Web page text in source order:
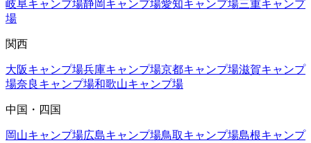
岐阜キャンプ場静岡 キャンプ場愛知キャンプ場三重キャンプ
場
関西
大阪キャンプ場兵庫キャンプ場京都キャンプ場滋賀キャンプ
場奈良 キャンプ場和歌山キャンプ場
中国・四国
岡山キャンプ場広島キャンプ場鳥取キャンプ場島根キャンプ